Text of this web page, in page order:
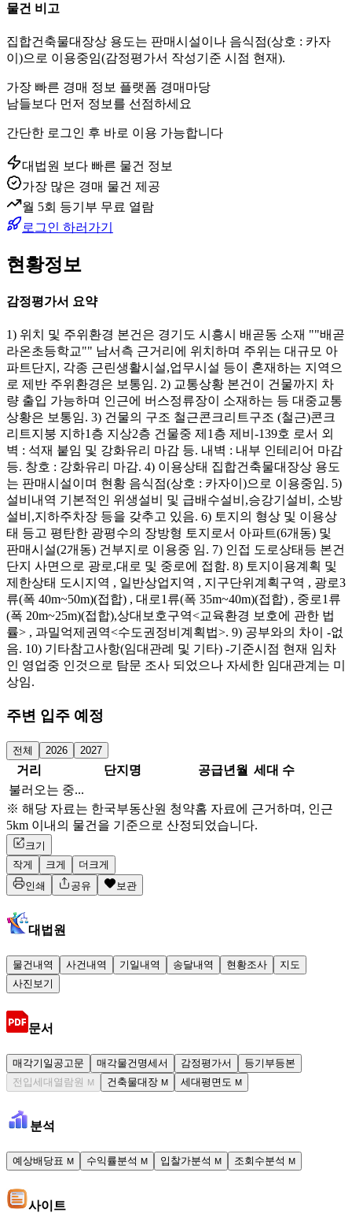
물건 비고
집합건축물대장상 용도는 판매시설이나 음식점(상호 : 카자
이)으로 이용중임(감정평가서 작성기준 시점 현재).
가장 빠른 경매 정보 플랫폼 경매마당
남들보다 먼저 정보를 선점하세요
간단한 로그인 후 바로 이용 가능합니다
대법원 보다 빠른 물건 정보
가장 많은 경매 물건 제공
월 5회 등기부 무료 열람
로그인 하러가기
현황정보
감정평가서 요약
1) 위치 및 주위환경 본건은 경기도 시흥시 배곧동 소재 ""배곧
라온초등학교"" 남서측 근거리에 위치하며 주위는 대규모 아
파트단지, 각종 근린생활시설,업무시설 등이 혼재하는 지역으
로 제반 주위환경은 보통임. 2) 교통상황 본건이 건물까지 차
량 출입 가능하며 인근에 버스정류장이 소재하는 등 대중교통
상황은 보통임. 3) 건물의 구조 철근콘크리트구조 (철근)콘크
리트지붕 지하1층 지상2층 건물중 제1층 제비-139호 로서 외
벽 : 석재 붙임 및 강화유리 마감 등. 내벽 : 내부 인테리어 마감
등. 창호 : 강화유리 마감. 4) 이용상태 집합건축물대장상 용도
는 판매시설이며 현황 음식점(상호 : 카자이)으로 이용중임. 5)
설비내역 기본적인 위생설비 및 급배수설비,승강기설비, 소방
설비,지하주차장 등을 갖추고 있음. 6) 토지의 형상 및 이용상
태 등고 평탄한 광평수의 장방형 토지로서 아파트(6개동) 및
판매시설(2개동) 건부지로 이용중 임. 7) 인접 도로상태등 본건
단지 사면으로 광로,대로 및 중로에 접함. 8) 토지이용계획 및
제한상태 도시지역 , 일반상업지역 , 지구단위계획구역 , 광로3
류(폭 40m~50m)(접합) , 대로1류(폭 35m~40m)(접합) , 중로1류
(폭 20m~25m)(접합),상대보호구역<교육환경 보호에 관한 법
률> , 과밀억제권역<수도권정비계획법>. 9) 공부와의 차이 -없
음. 10) 기타참고사항(임대관례 및 기타) -기준시점 현재 임차
인 영업중 인것으로 탐문 조사 되었으나 자세한 임대관계는 미
상임.
주변 입주 예정
전체 2026 2027
거리 단지명 공급년월 세대 수
불러오는 중...
※ 해당 자료는 한국부동산원 청약홈 자료에 근거하며, 인근
5km 이내의 물건을 기준으로 산정되었습니다.
크기
작게
크게
더크게
인쇄
공유 보관
대법원
물건내역 사건내역 기일내역 송달내역 현황조사
지도
사진보기
문서
매각기일공고문 매각물건명세서 감정평가서
등기부등본
전입세대열람원
M 건축물대장 M 세대평면도 M
분석
예상배당표 M 수익률분석 M 입찰가분석 M 조회수분석 M
사이트